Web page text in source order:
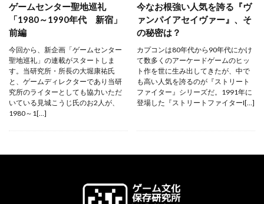
ゲームセンター聖地巡礼
「1980～1990年代 新宿」
前編
今回から、新企画「ゲームセンター
聖地巡礼」の連載がスタートしま
す。当研究所・所長の大堀康祐氏
と、ゲームディレクターであり当研
究所のライターとしても協力いただ
いている見城こうじ氏のお2人が、
1980～1[…]
今なお根強い人気を誇る『ヴ
ァンパイアセイヴァー』、そ
の秘密は？
カプコンは80年代から90年代にかけ
て数多くのアーケードゲームのヒッ
ト作を世に生み出してきたが、中で
も高い人気を誇るのが『ストリート
ファイター』シリーズだ。1991年に
登場した『ストリートファイターI[…]